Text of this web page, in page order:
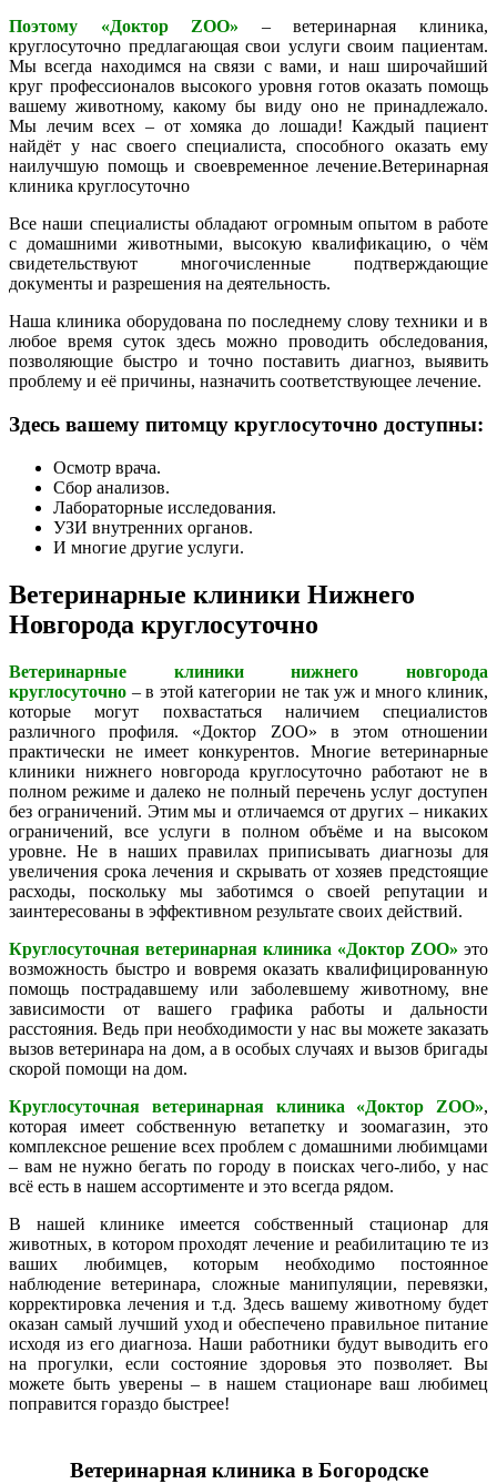
Поэтому «Доктор ZOO»
– ветеринарная клиника,
круглосуточно предлагающая свои услуги своим пациентам.
Мы всегда находимся на связи с вами, и наш широчайший
круг профессионалов высокого уровня готов оказать помощь
вашему животному, какому бы виду оно не принадлежало.
Мы лечим всех – от хомяка до лошади! Каждый пациент
найдёт у нас своего специалиста, способного оказать ему
наилучшую помощь и своевременное лечение.Ветеринарная
клиника круглосуточно
Все наши специалисты обладают огромным опытом в работе
с домашними животными, высокую квалификацию, о чём
свидетельствуют многочисленные подтверждающие
документы и разрешения на деятельность.
Наша клиника оборудована по последнему слову техники и в
любое время суток здесь можно проводить обследования,
позволяющие быстро и точно поставить диагноз, выявить
проблему и её причины, назначить соответствующее лечение.
Здесь вашему питомцу круглосуточно доступны:
Осмотр врача.
Сбор анализов.
Лабораторные исследования.
УЗИ внутренних органов.
И многие другие услуги.
Ветеринарные клиники Нижнего
Новгорода круглосуточно
Ветеринарные клиники нижнего новгорода
круглосуточно – в этой категории не так уж и много клиник,
которые могут похвастаться наличием специалистов
различного профиля. «Доктор ZOO» в этом отношении
практически не имеет конкурентов. Многие ветеринарные
клиники нижнего новгорода круглосуточно работают не в
полном режиме и далеко не полный перечень услуг доступен
без ограничений. Этим мы и отличаемся от других – никаких
ограничений, все услуги в полном объёме и на высоком
уровне. Не в наших правилах приписывать диагнозы для
увеличения срока лечения и скрывать от хозяев предстоящие
расходы, поскольку мы заботимся о своей репутации и
заинтересованы в эффективном результате своих действий.
Круглосуточная ветеринарная клиника «Доктор ZOO» это
возможность быстро и вовремя оказать квалифицированную
помощь пострадавшему или заболевшему животному, вне
зависимости от вашего графика работы и дальности
расстояния. Ведь при необходимости у нас вы можете заказать
вызов ветеринара на дом, а в особых случаях и вызов бригады
скорой помощи на дом.
Круглосуточная ветеринарная клиника «Доктор ZOO»,
которая имеет собственную ветапетку и зоомагазин, это
комплексное решение всех проблем с домашними любимцами
– вам не нужно бегать по городу в поисках чего-либо, у нас
всё есть в нашем ассортименте и это всегда рядом.
В нашей клинике имеется собственный стационар для
животных, в котором проходят лечение и реабилитацию те из
ваших любимцев, которым необходимо постоянное
наблюдение ветеринара, сложные манипуляции, перевязки,
корректировка лечения и т.д. Здесь вашему животному будет
оказан самый лучший уход и обеспечено правильное питание
исходя из его диагноза. Наши работники будут выводить его
на прогулки, если состояние здоровья это позволяет. Вы
можете быть уверены – в нашем стационаре ваш любимец
поправится гораздо быстрее!
Ветеринарная клиника в Богородске